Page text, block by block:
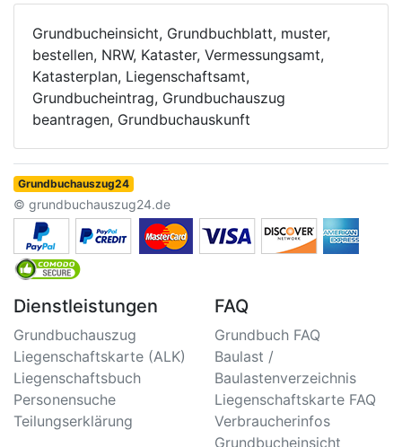
Grundbucheinsicht, Grundbuchblatt, muster,
bestellen, NRW, Kataster, Vermessungsamt,
Katasterplan, Liegenschaftsamt,
Grundbucheintrag, Grundbuchauszug
beantragen, Grundbuchauskunft
Grundbuchauszug24
© grundbuchauszug24.de
Dienstleistungen
Grundbuchauszug
Liegenschaftskarte (ALK)
Liegenschaftsbuch
Personensuche
Teilungserklärung
FAQ
Grundbuch FAQ
Baulast /
Baulastenverzeichnis
Liegenschaftskarte FAQ
Verbraucherinfos
Grundbucheinsicht